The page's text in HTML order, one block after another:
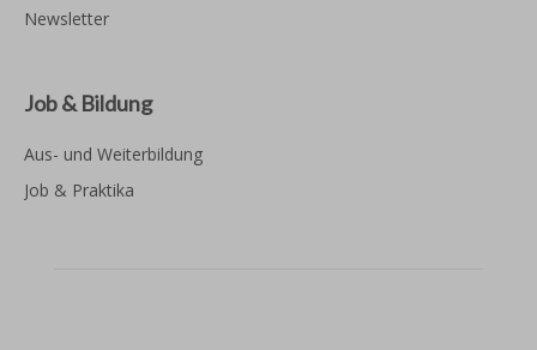
Newsletter
Job & Bildung
Aus- und Weiterbildung
Job & Praktika